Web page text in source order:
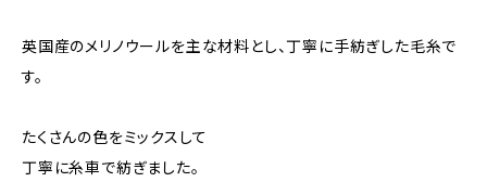
英国産のメリノウールを主な材料とし、丁寧に手紡ぎした毛糸で
す。
たくさんの色をミックスして
丁寧に糸車で紡ぎました。